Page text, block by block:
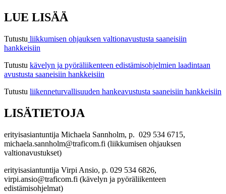
LUE LISÄÄ
Tutustu liikkumisen ohjauksen valtionavustusta saaneisiin
hankkeisiin
Tutustu kävelyn ja pyöräliikenteen edistämisohjelmien laadintaan
avustusta saaneisiin hankkeisiin
Tutustu liikenneturvallisuuden hankeavustusta saaneisiin hankkeisiin
LISÄTIETOJA
erityisasiantuntija Michaela Sannholm, p. 029 534 6715,
michaela.sannholm@traficom.fi (liikkumisen ohjauksen
valtionavustukset)
erityisasiantuntija Virpi Ansio, p. 029 534 6826,
virpi.ansio@traficom.fi (kävelyn ja pyöräliikenteen
edistämisohjelmat)